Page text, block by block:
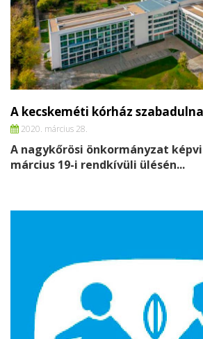
A kecskeméti kórház
2020. március 28.
A nagykőrösi önkormányzat
március 19-i rendkívüli ülésén...